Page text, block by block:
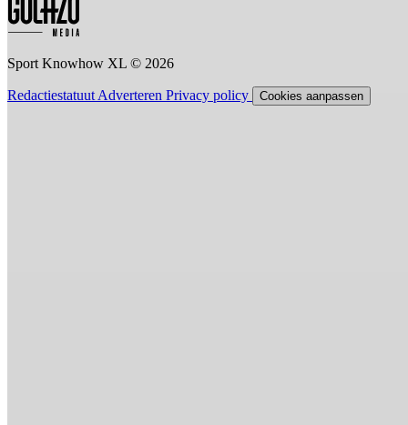
Sport Knowhow XL © 2026
Redactiestatuut Adverteren Privacy policy Cookies aanpassen